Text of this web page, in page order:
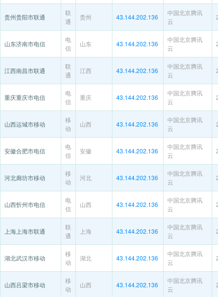
贵州贵阳市联通
联
通
贵州 43.144.202.136
中国北京腾讯
云
山东济南市电信
电
信
山东 43.144.202.136
中国北京腾讯
云
江西南昌市联通
联
通
江西 43.144.202.136
中国北京腾讯
云
重庆重庆市电信
电
信
重庆 43.144.202.136
中国北京腾讯
云
山西运城市移动
移
动
山西 43.144.202.136
中国北京腾讯
云
安徽合肥市电信
电
信
安徽 43.144.202.136
中国北京腾讯
云
河北廊坊市移动
移
动
河北 43.144.202.136
中国北京腾讯
云
山西忻州市电信
电
信
山西 43.144.202.136
中国北京腾讯
云
上海上海市联通
联
通
上海 43.144.202.136
中国北京腾讯
云
湖北武汉市移动
移
动
湖北 43.144.202.136
中国北京腾讯
云
山西吕梁市移动
移
动
山西 43.144.202.136
中国北京腾讯
云